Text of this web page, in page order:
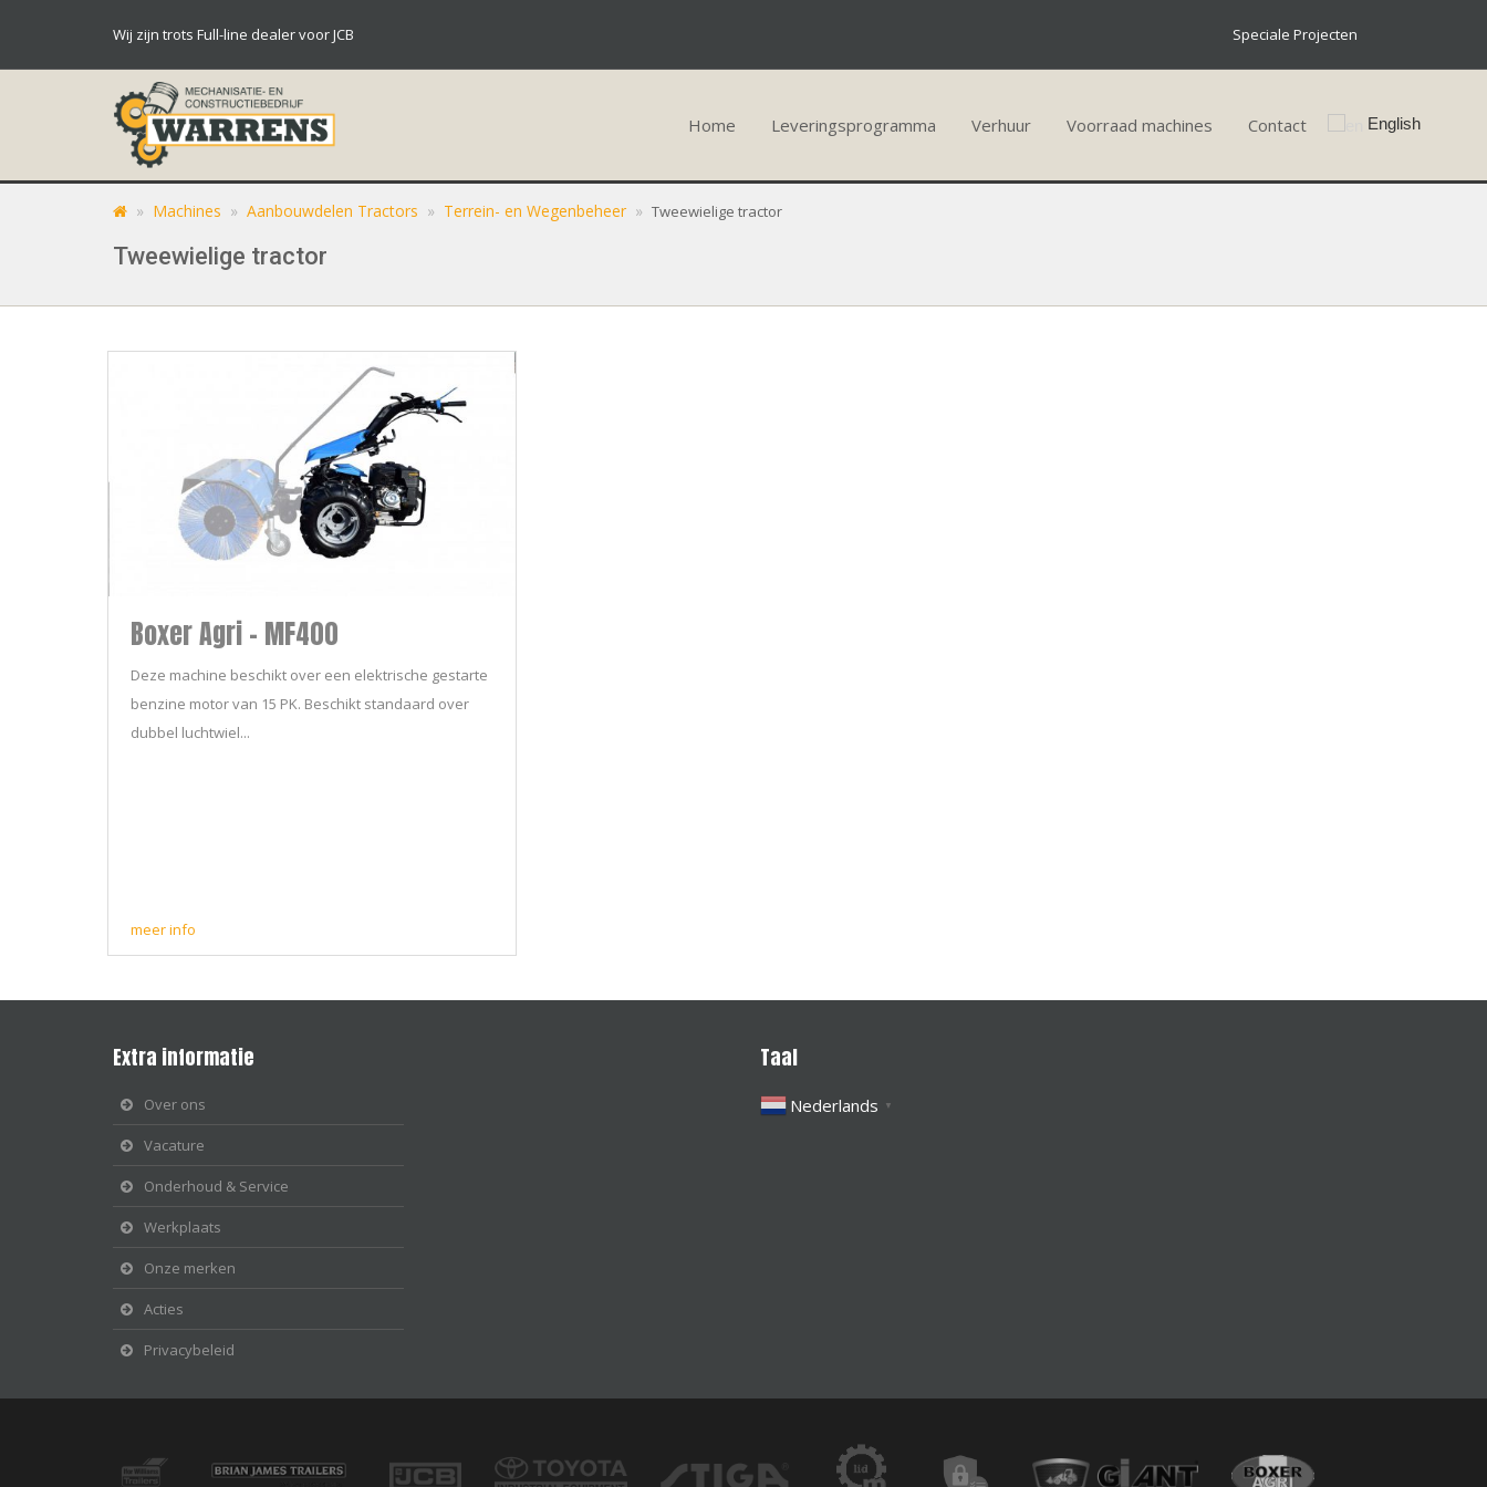
Speciale Projecten
Wij zijn trots Full-line dealer voor JCB
Home Leveringsprogramma Verhuur Voorraad machines Contact English
» Machines » Aanbouwdelen Tractors » Terrein- en Wegenbeheer » Tweewielige tractor
Tweewielige tractor
Boxer Agri - MF400
Deze machine beschikt over een elektrische gestarte
benzine motor van 15 PK. Beschikt standaard over
dubbel luchtwiel...
meer info
Extra informatie
Over ons
Vacature
Onderhoud & Service
Werkplaats
Onze merken
Acties
Privacybeleid
Taal
Nederlands ▼